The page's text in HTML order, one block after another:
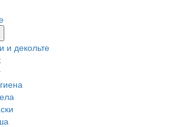
и декольте